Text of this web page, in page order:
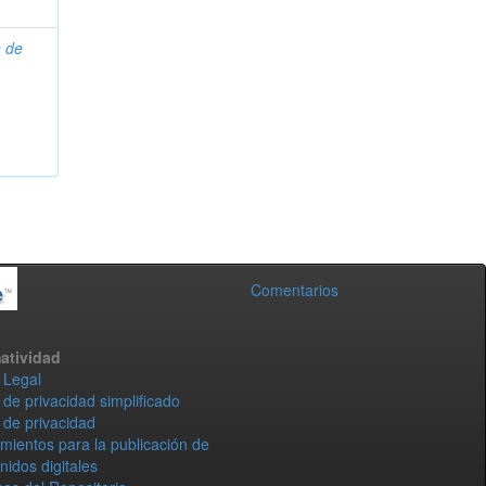
de
Comentarios
privacidad simplificado
privacidad
para la publicación de
digitales